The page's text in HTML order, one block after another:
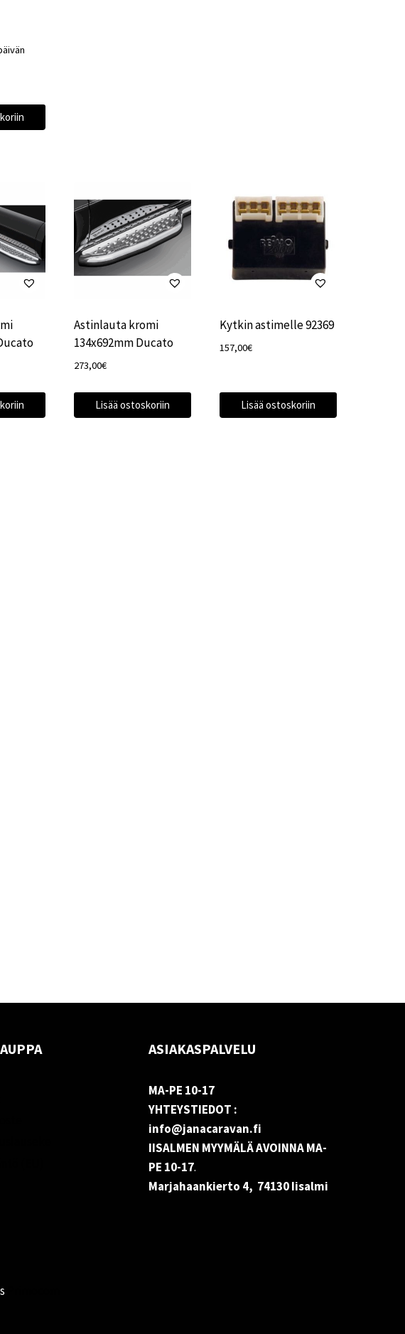
Astinlauta kromi
134x692mm Ducato
273,00€
Lisää ostoskoriin
Kytkin astimelle 92369
157,00€
Lisää ostoskoriin
ASIAKASPALVELU
MA-PE 10-17
YHTEYSTIEDOT :
info@janacaravan.fi
IISALMEN MYYMÄLÄ AVOINNA MA-
PE 10-17.
Marjahaankierto 4, 74130 Iisalmi